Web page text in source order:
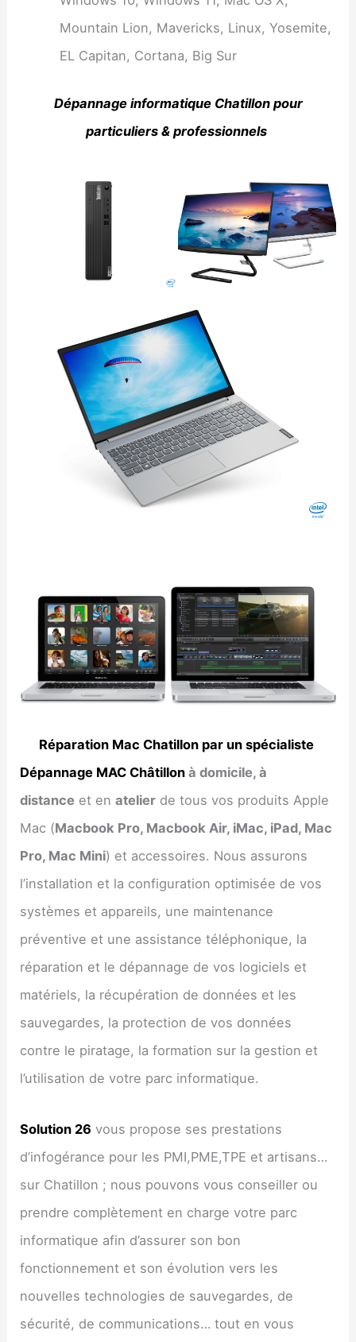
Mountain Lion, Mavericks, Linux, Yosemite,
EL Capitan, Cortana, Big Sur
Dépannage informatique Chatillon pour
particuliers & professionnels
Réparation Mac Chatillon par un spécialiste
Dépannage MAC Châtillon à domicile, à
distance et enatelier de tous vos produits Apple
Mac (Macbook Pro, Macbook Air, iMac, iPad, Mac
Pro, Mac Mini) et accessoires. Nous assurons
l’installation et la configuration optimisée de vos
systèmes et appareils, une maintenance
préventive et une assistance téléphonique, la
réparation et le dépannage de vos logiciels et
matériels, la récupération de données et les
sauvegardes, la protection de vos données
contre le piratage, la formation sur la gestion et
l’utilisation de votre parc informatique.
Solution 26 vous propose ses prestations
d’infogérance pour les PMI,PME,TPE et artisans…
sur Chatillon ; nous pouvons vous conseiller ou
prendre complètement en charge votre parc
informatique afin d’assurer son bon
fonctionnement et son évolution vers les
nouvelles technologies de sauvegardes, de
sécurité, de communications… tout en vous